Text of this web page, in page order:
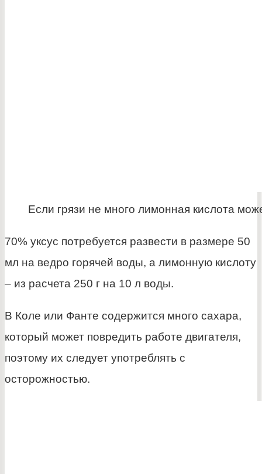
Если грязи не много лимонная кислота
70% уксус потребуется развести в размере 50
мл на ведро горячей воды, а лимонную кислоту
– из расчета 250 г на 10 л воды.
В Коле или Фанте содержится много сахара,
который может повредить работе двигателя,
поэтому их следует употреблять с
осторожностью.